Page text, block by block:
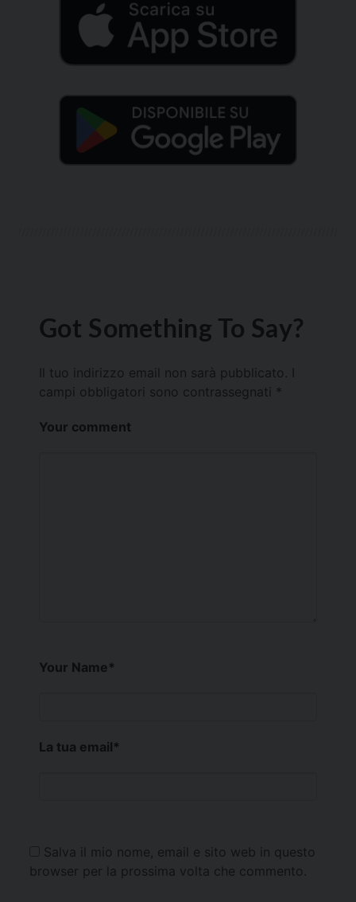
Got Something To Say?
Il tuo indirizzo email non sarà pubblicato.
campi obbligatori sono contrassegnati *
Your comment
Your Name*
La tua email*
Salva il mio nome, email e sito web in questo
browser per la prossima volta che commento.